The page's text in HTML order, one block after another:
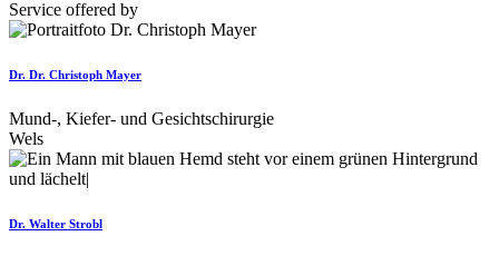
Service offered by
Dr. Dr. Christoph Mayer
Mund-, Kiefer- und Gesichtschirurgie
Wels
Dr. Walter Strobl